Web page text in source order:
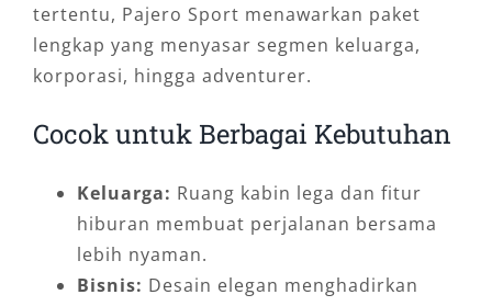
tertentu, Pajero Sport menawarkan paket
lengkap yang menyasar segmen keluarga,
korporasi, hingga adventurer.
Cocok untuk Berbagai Kebutuhan
Keluarga: Ruang kabin lega dan fitur
hiburan membuat perjalanan bersama
lebih nyaman.
Bisnis: Desain elegan menghadirkan